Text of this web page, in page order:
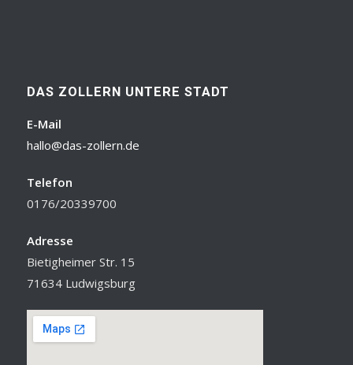
DAS ZOLLERN UNTERE STADT
E-Mail
hallo@das-zollern.de
Telefon
0176/20339700
Adresse
Bietigheimer Str. 15
71634 Ludwigsburg